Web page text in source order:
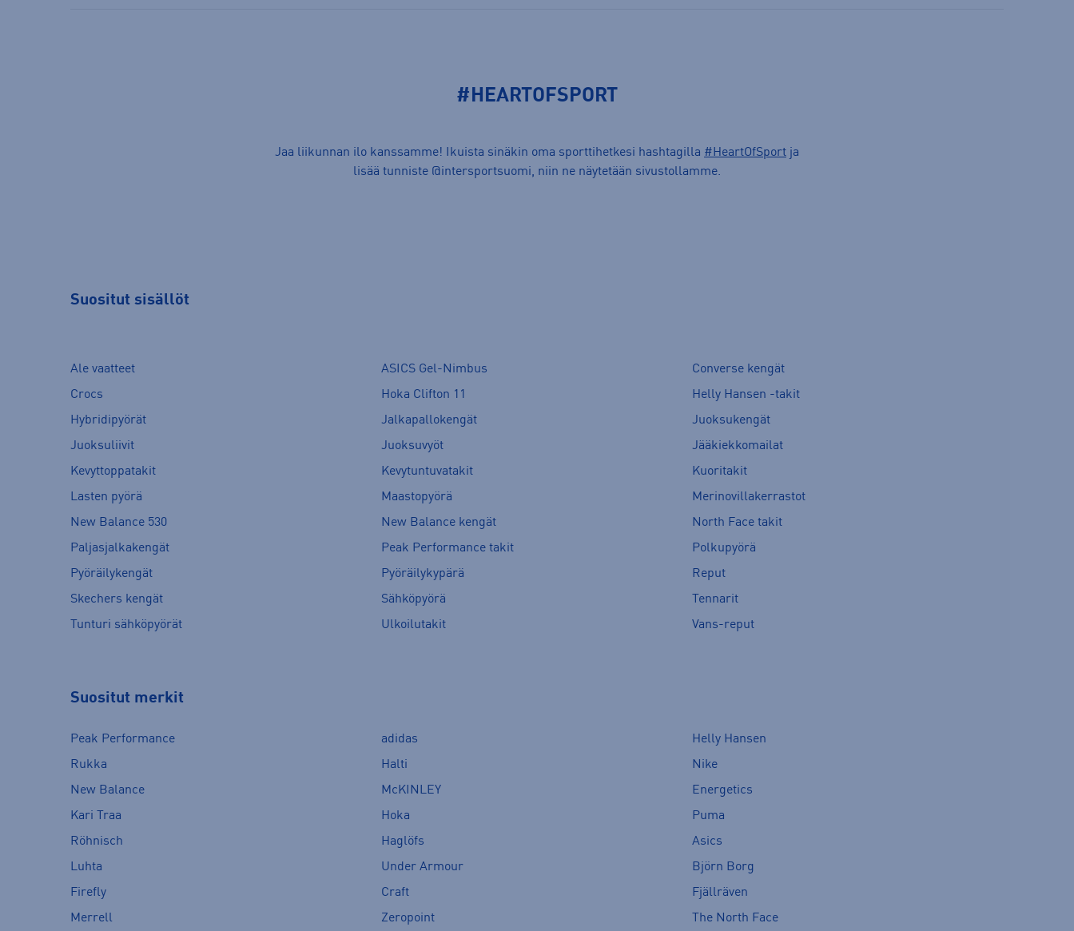
#HEARTOFSPORT
Jaa liikunnan ilo kanssamme! Ikuista sinäkin oma sporttihetkesi hashtagilla #HeartOfSport ja
lisää tunniste @intersportsuomi, niin ne näytetään sivustollamme.
Suositut sisällöt
Ale vaatteet ASICS Gel-Nimbus
Converse kengät
Crocs
Hoka Clifton 11
Helly Hansen -takit
Hybridipyörät
Jalkapallokengät
Juoksukengät
Juoksuliivit
Juoksuvyöt
Jääkiekkomailat
Kevyttoppatakit
Kevytuntuvatakit
Kuoritakit
Lasten pyörä
Maastopyörä
Merinovillakerrastot
New Balance 530
New Balance kengät
North Face takit
Paljasjalkakengät
Peak Performance takit
Polkupyörä
Pyöräilykengät
Pyöräilykypärä
Reput
Skechers kengät
Sähköpyörä
Tennarit
Tunturi sähköpyörät
Ulkoilutakit Vans-reput
Suositut merkit
Peak Performance adidas
Helly Hansen
Rukka
Halti
Nike
New Balance
McKINLEY
Energetics
Kari Traa
Hoka
Puma
Röhnisch
Haglöfs
Asics
Luhta
Under Armour
Björn Borg
Firefly
Craft
Fjällräven
Merrell
Zeropoint The North Face